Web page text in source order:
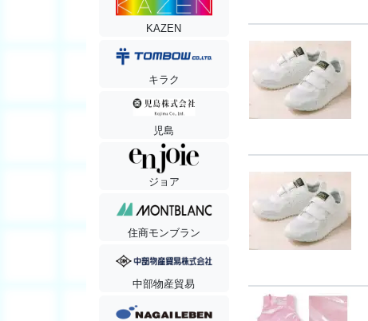
KAZEN
キラク
児島
ジョア
住商モンブラン
中部物産貿易